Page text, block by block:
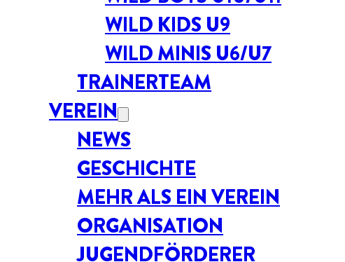
WILD KIDS U9
WILD MINIS U6/U7
TRAINERTEAM
VEREIN
NEWS
GESCHICHTE
MEHR ALS EIN VEREIN
ORGANISATION
JUGENDFÖRDERER